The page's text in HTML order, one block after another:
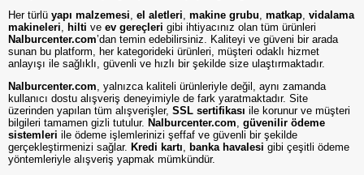
Her türlü yapı malzemesi, el aletleri, makine grubu, matkap, vidalama
makineleri, hilti ve ev gereçleri gibi ihtiyacınız olan tüm ürünleri
Nalburcenter.com’dan temin edebilirsiniz. Kaliteyi ve güveni bir arada
sunan bu platform, her kategorideki ürünleri, müşteri odaklı hizmet
anlayışı ile sağlıklı, güvenli ve hızlı bir şekilde size ulaştırmaktadır.
Nalburcenter.com, yalnızca kaliteli ürünleriyle değil, aynı zamanda
kullanıcı dostu alışveriş deneyimiyle de fark yaratmaktadır. Site
üzerinden yapılan tüm alışverişler, SSL sertifikası ile korunur ve müşteri
bilgileri tamamen gizli tutulur. Nalburcenter.com, güvenilir ödeme
sistemleri ile ödeme işlemlerinizi şeffaf ve güvenli bir şekilde
gerçekleştirmenizi sağlar. Kredi kartı, banka havalesi gibi çeşitli ödeme
yöntemleriyle alışveriş yapmak mümkündür.